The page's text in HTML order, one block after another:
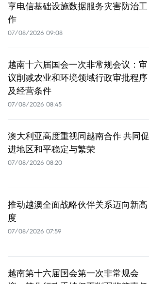
享电信基础设施数据服务灾害防治工
作
07/08/2026 09:08
越南十六届国会一次非常规会议：审
议削减农业和环境领域行政审批程序
及经营条件
07/08/2026 08:45
澳大利亚高度重视同越南合作 共同促
进地区和平稳定与繁荣
07/08/2026 08:20
推动越澳全面战略伙伴关系迈向新高
度
07/08/2026 07:59
越南第十六届国会第一次非常规会